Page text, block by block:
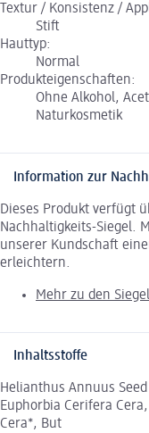
Textur / Konsistenz /
Stift
Hauttyp:
Normal
Produkteigenschaften:
Ohne Alkohol,
Naturkosmetik
Information zur
Dieses Produkt verfügt
Nachhaltigkeits-Siegel.
unserer Kundschaft
erleichtern.
Mehr zu den
Inhaltsstoffe
Helianthus Annuus
Euphorbia Cerifera
Cera*, But